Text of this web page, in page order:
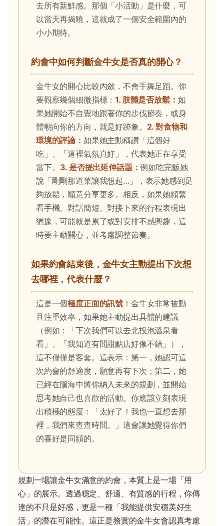
去所有新鮮感。那個「小活動」是什麼，可
以當天再揭曉，這就成了一個安全範圍內的
小小期待。
約會中如何判斷金牛女是否真的開心？
金牛女的開心比較內斂，不會手舞足蹈。你
要觀察幾個細微指標：1. 肢體是否放鬆： 如
果她開始不自覺地跟著你的步伐節奏，或身
體朝向你的方向，就是好跡象。 2. 對食物和
環境的評論： 如果她主動稱讚「這個好
吃」、「這裡氣氛真好」，代表她正在享受
當下。 3. 是否提出延伸話題：例如吃完飯她
說「剛剛那道菜讓我想起…」，表示她感到足
夠放鬆，願意分享更多。相反，如果她頻繁
看手機、對話簡短、對接下來的行程表現出
猶豫，可能就是累了或對安排不感興趣，這
時要主動關心，並考慮調整節奏。
如果約會結束後，金牛女主動提出下次想
去哪裡，代表什麼？
這是一個極度正面的訊號 ！金牛女非常被動
且注重效率，如果她主動提出具體的建議
（例如：「下次我們可以去北投泡溫泉看
看」、「我知道有間甜點店好像不錯」），
這不僅僅是客套。這表示：第一，她認可這
次約會的舒適度，願意再有下次；第二，她
已經在腦海中將你納入未來的規劃，並開始
思考她自己也喜歡的活動。你應該立刻表現
出積極的態度：「太好了！我也一直想去那
裡，我們來查查時間。」這會讓她覺得你們
的喜好是同頻的。
規劃一場讓金牛女滿意的約會，本質上是一場「用
心」的展示。透過穩定、舒適、有質感的行程，你傳
達的不只是好感，更是一種「我能提供安穩美好生
活」的潛在可能性。這正是務實的金牛女會認真考慮